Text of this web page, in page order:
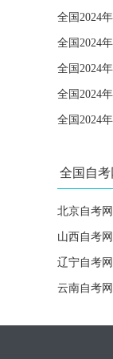
全国2024
全国2024
全国2024
全国2024
全国自考
北京自考网
山西自考网
辽宁自考网
云南自考网